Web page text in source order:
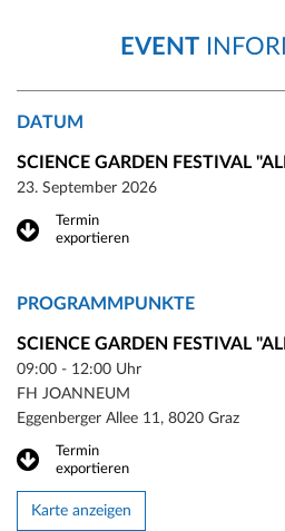
EVENT
DATUM
SCIENCE GARDEN FESTIVAL
23. September 2026
Termin
exportieren
PROGRAMMPUNKTE
SCIENCE GARDEN FESTIVAL
09:00 - 12:00 Uhr
FH JOANNEUM
Eggenberger Allee 11, 8020 Graz
Termin
exportieren
Karte anzeigen